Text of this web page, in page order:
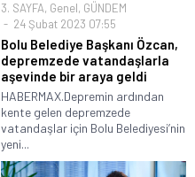
3. SAYFA, Genel, GÜNDEM
24 Şubat 2023 07:55
Bolu Belediye Başkanı Özcan,
depremzede vatandaşlarla
aşevinde bir araya geldi
HABERMAX.Depremin ardından
kente gelen depremzede
vatandaşlar için Bolu Belediyesi’nin
yeni...